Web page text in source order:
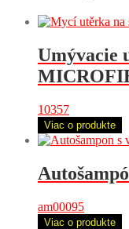
Umývacie
10357
Viac o produkte
am00095
Viac o produkte